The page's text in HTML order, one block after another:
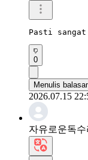
Pasti
0
Menulis
2026.07.15
자유로운독수